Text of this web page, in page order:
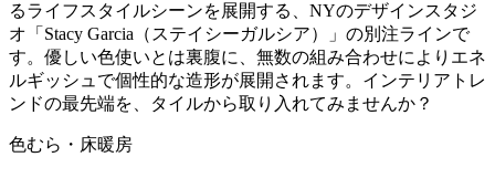
るライフスタイルシーンを展開する、NYのデザインスタジ
オ「Stacy Garcia（ステイシーガルシア）」の別注ラインで
す。優しい色使いとは裏腹に、無数の組み合わせによりエネ
ルギッシュで個性的な造形が展開されます。インテリアトレ
ンドの最先端を、タイルから取り入れてみませんか？
色むら・床暖房